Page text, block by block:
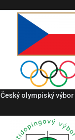
Český olympiský výbor